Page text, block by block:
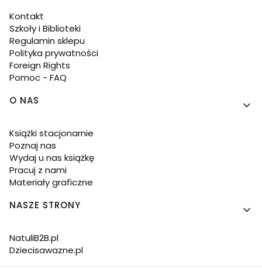
Kontakt
Szkoły i Biblioteki
Regulamin sklepu
Polityka prywatności
Foreign Rights
Pomoc - FAQ
O NAS
Książki stacjonarnie
Poznaj nas
Wydaj u nas książkę
Pracuj z nami
Materiały graficzne
NASZE STRONY
NatuliB2B.pl
Dziecisawazne.pl